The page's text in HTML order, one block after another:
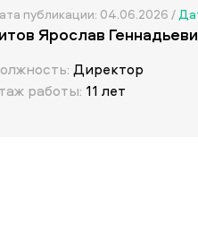
публикации: 04.06.2026 /
Ярослав
Директор
работы: 11 лет